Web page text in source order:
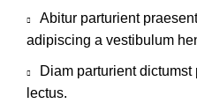
Abitur parturient
adipiscing a vestibulum
Diam parturient
lectus.